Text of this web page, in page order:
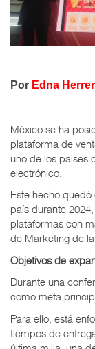
Por Edna
México se ha
plataforma de
uno de los países
electrónico.
Este hecho
país durante
plataformas con
de Marketing de
Objetivos de
Durante una
como meta
Para ello, está
tiempos de